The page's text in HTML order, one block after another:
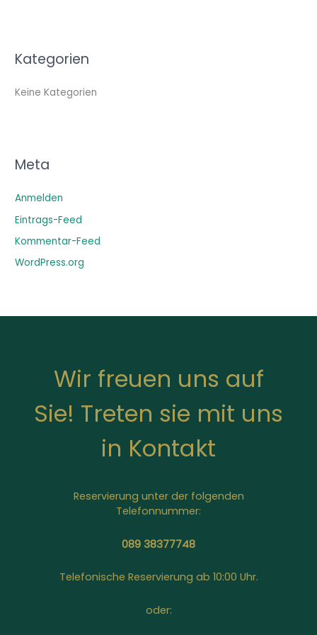
Kategorien
Keine Kategorien
Meta
Anmelden
Eintrags-Feed
Kommentar-Feed
WordPress.org
Wir freuen uns auf
Sie! Treten sie mit uns
in Kontakt
Reservierung unter der folgenden
Telefonnummer:
089 38377748
Telefonische Reservierung ab 10:00 Uhr.
oder: